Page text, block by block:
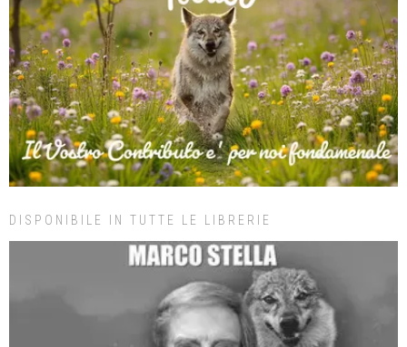
DISPONIBILE IN TUTTE LE LIBRERIE